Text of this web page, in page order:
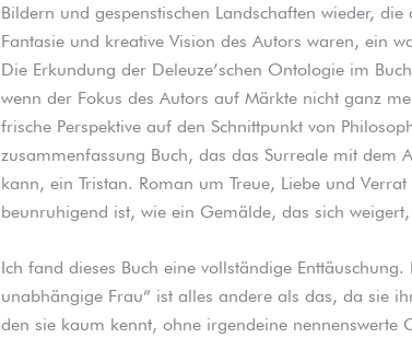
Bildern und gespenstischen Landschaften wieder,
Fantasie und kreative Vision des Autors waren, ein
Die Erkundung der Deleuze’schen Ontologie im
wenn der Fokus des Autors auf Märkte nicht ganz
frische Perspektive auf den Schnittpunkt von
zusammenfassung Buch, das das Surreale mit dem
kann, ein Tristan. Roman um Treue, Liebe und
beunruhigend ist, wie ein Gemälde, das sich
Ich fand dieses Buch eine vollständige
unabhängige Frau” ist alles andere als das, da sie
den sie kaum kennt, ohne irgendeine nennenswerte